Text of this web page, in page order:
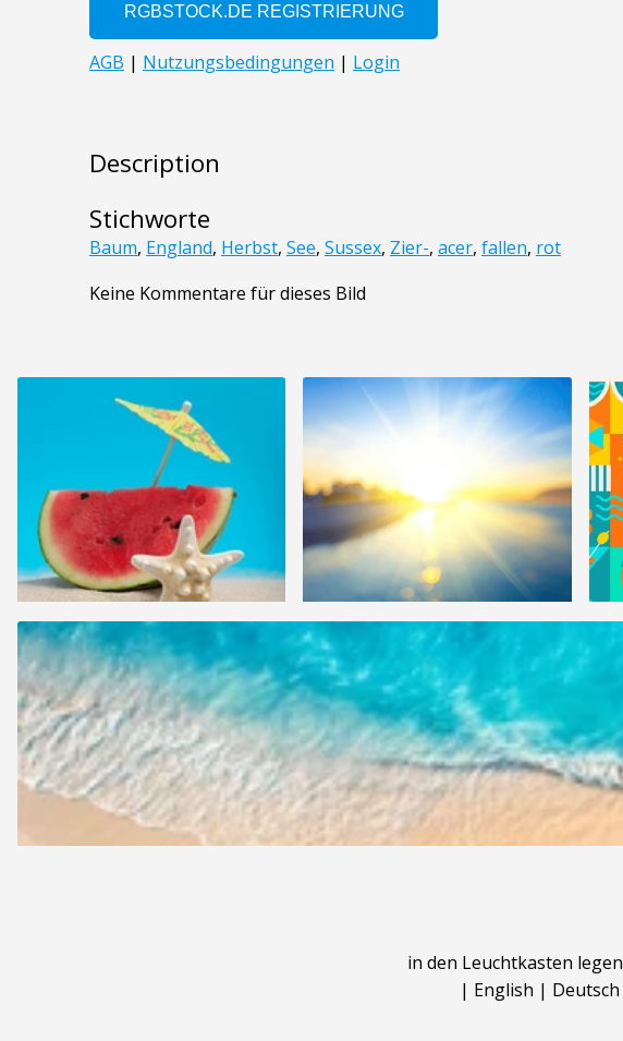
Description
Stichworte
Baum, England, Herbst, See, Sussex, Zier-, acer, fallen, rot
Keine Kommentare für dieses Bild
in den Leuchtkasten legen
| English | Deutsch